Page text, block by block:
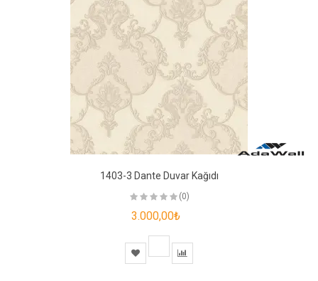
1403-3 Dante Duvar Kağıdı
(0)
3.000,00₺